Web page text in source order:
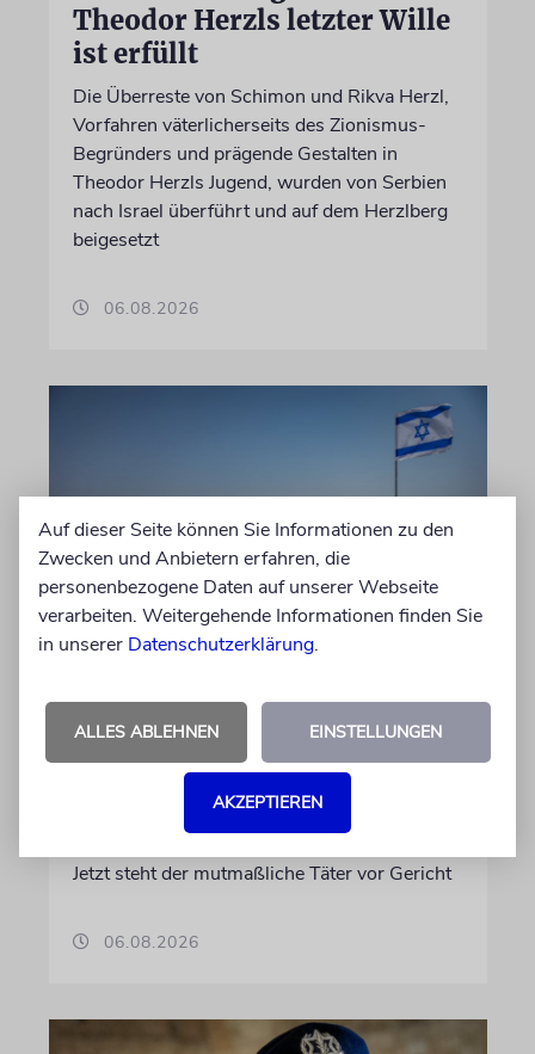
Theodor Herzls letzter Wille
ist erfüllt
Die Überreste von Schimon und Rikva Herzl,
Vorfahren väterlicherseits des Zionismus-
Begründers und prägende Gestalten in
Theodor Herzls Jugend, wurden von Serbien
nach Israel überführt und auf dem Herzlberg
beigesetzt
06.08.2026
JUSTIZ
Tötung eines Palästinensers
angeklagt
Siedlergewalt ein und war an dem Oscar-
Jetzt steht der mutmaßliche Täter vor Gericht
06.08.2026
Auf dieser Seite können Sie Informationen zu den
Zwecken und Anbietern erfahren, die
personenbezogene Daten auf unserer Webseite
verarbeiten. Weitergehende Informationen finden Sie
in unserer Datenschutzerklärung.
ALLES ABLEHNEN EINSTELLUNGEN
AKZEPTIEREN